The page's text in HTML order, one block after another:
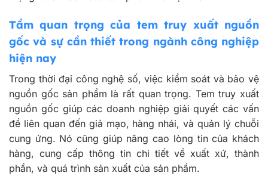
Tầm quan trọng của tem truy xuất nguồn
gốc và sự cần thiết trong ngành công nghiệp
hiện nay
Trong thời đại công nghệ số, việc kiểm soát và bảo vệ
nguồn gốc sản phẩm là rất quan trọng. Tem truy xuất
nguồn gốc giúp các doanh nghiệp giải quyết các vấn
đề liên quan đến giả mạo, hàng nhái, và quản lý chuỗi
cung ứng. Nó cũng giúp nâng cao lòng tin của khách
hàng, cung cấp thông tin chi tiết về xuất xứ, thành
phần, và quá trình sản xuất của sản phẩm.